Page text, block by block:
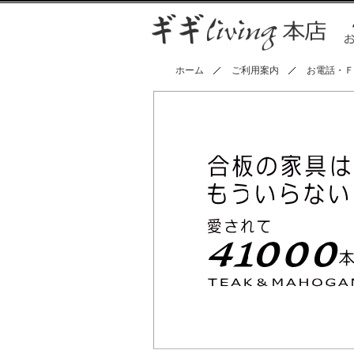
ホーム ご利用案内 お電話・